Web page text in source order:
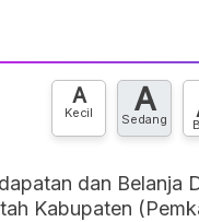
A
Kecil A
Sedang
dan Belanja
Kabupaten